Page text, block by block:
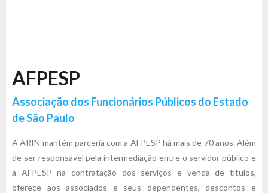
AFPESP
Associação dos Funcionários Públicos do Estado
de São Paulo
A ARIN mantém parceria com a AFPESP há mais de 70 anos. Além
de ser responsável pela intermediação entre o servidor público e
a AFPESP na contratação dos serviços e venda de títulos,
oferece aos associados e seus dependentes, descontos e